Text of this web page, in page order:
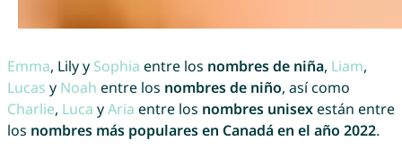
Emma, Lily y Sophia entre los nombres de niña, Liam,
Lucas y Noah entre los nombres de niño, así como
Charlie, Luca yAria entre los nombres unisexestán entre
los nombres más populares en Canadá en el año 2022.